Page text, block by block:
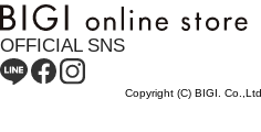
OFFICIAL SNS
Copyright (C) BIGI.